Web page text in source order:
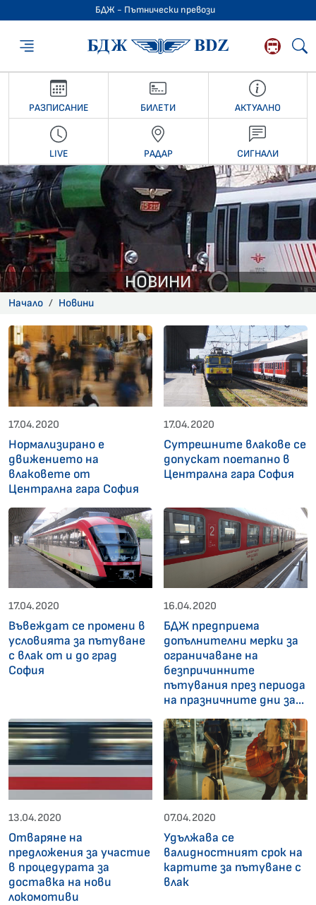
БДЖ - Пътнически превози
БДЖ -
РАЗПИСАНИЕ БИЛЕТИ АКТУАЛНО
LIVE РАДАР СИГНАЛИ
НОВИНИ
Начало Новини
17.04.2020
Нормализирано е
движението на
влаковете от
Централна гара София
17.04.2020
Сутрешните влакове се
допускат поетапно в
Централна гара София
17.04.2020
Въвеждат се промени в
условията за пътуване
с влак от и до град
София
16.04.2020
БДЖ предприема
допълнителни мерки за
ограничаване на
безпричинните
пътувания през периода
на празничните дни за...
13.04.2020
Отвaряне на
предложения за участие
в процедурата за
доставка на нови
локомотиви
07.04.2020
Удължава се
валидностният срок на
картите за пътуване с
влак